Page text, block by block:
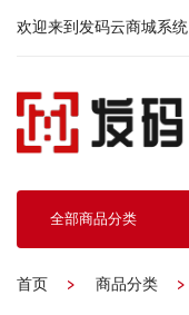
欢迎来到发码云商城系统
全部商品分类
首页 商品分类